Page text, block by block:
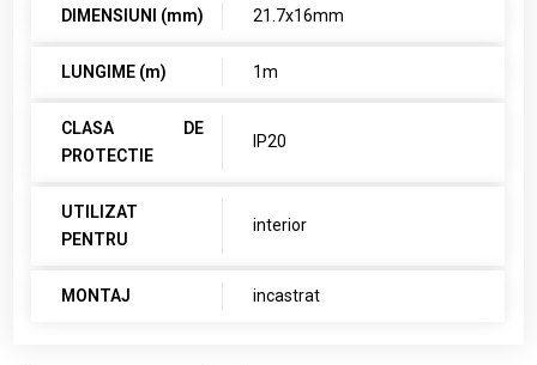
DIMENSIUNI (mm) 21.7x16mm
LUNGIME (m) 1m
CLASA DE
PROTECTIE
IP20
UTILIZAT
PENTRU
interior
MONTAJ incastrat